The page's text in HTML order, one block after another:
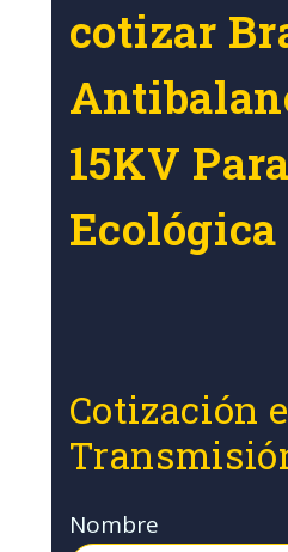
cotizar
15KV
Ecológica
Cotización
Nombre